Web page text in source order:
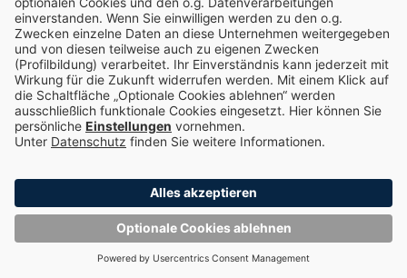
Alle Infos hier
Deutschlands Top Companies 2023
LinkedIn hat die 25 besten Arbeitgeber